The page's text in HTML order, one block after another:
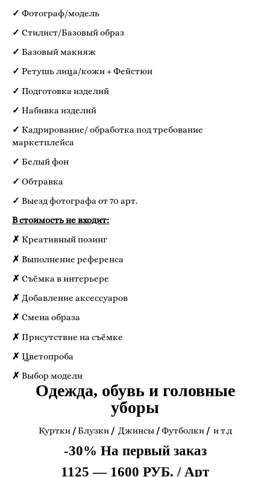
✓ Фотограф/модель
✓ Стилист/Базовый образ
✓ Базовый макияж
✓ Ретушь лица/кожи + Фейстюн
✓ Подготовка изделий
✓ Набивка изделий
✓ Кадрирование/ обработка под требование
маркетплейса
✓ Белый фон
✓ Обтравка
✓ Выезд фотографа от 70 арт.
В стоимость не входит:
✗ Креативный позинг
✗ Выполнение референса
✗ Съёмка в интерьере
✗ Добавление аксессуаров
✗ Смена образа
✗ Присутствие на съёмке
✗ Цветопроба
✗ Выбор модели
Одежда, обувь и головные
уборы
Куртки /Блузки /Джинсы /Футболки /и т.д
-30% На первый заказ
1125 — 1600 РУБ. / Арт